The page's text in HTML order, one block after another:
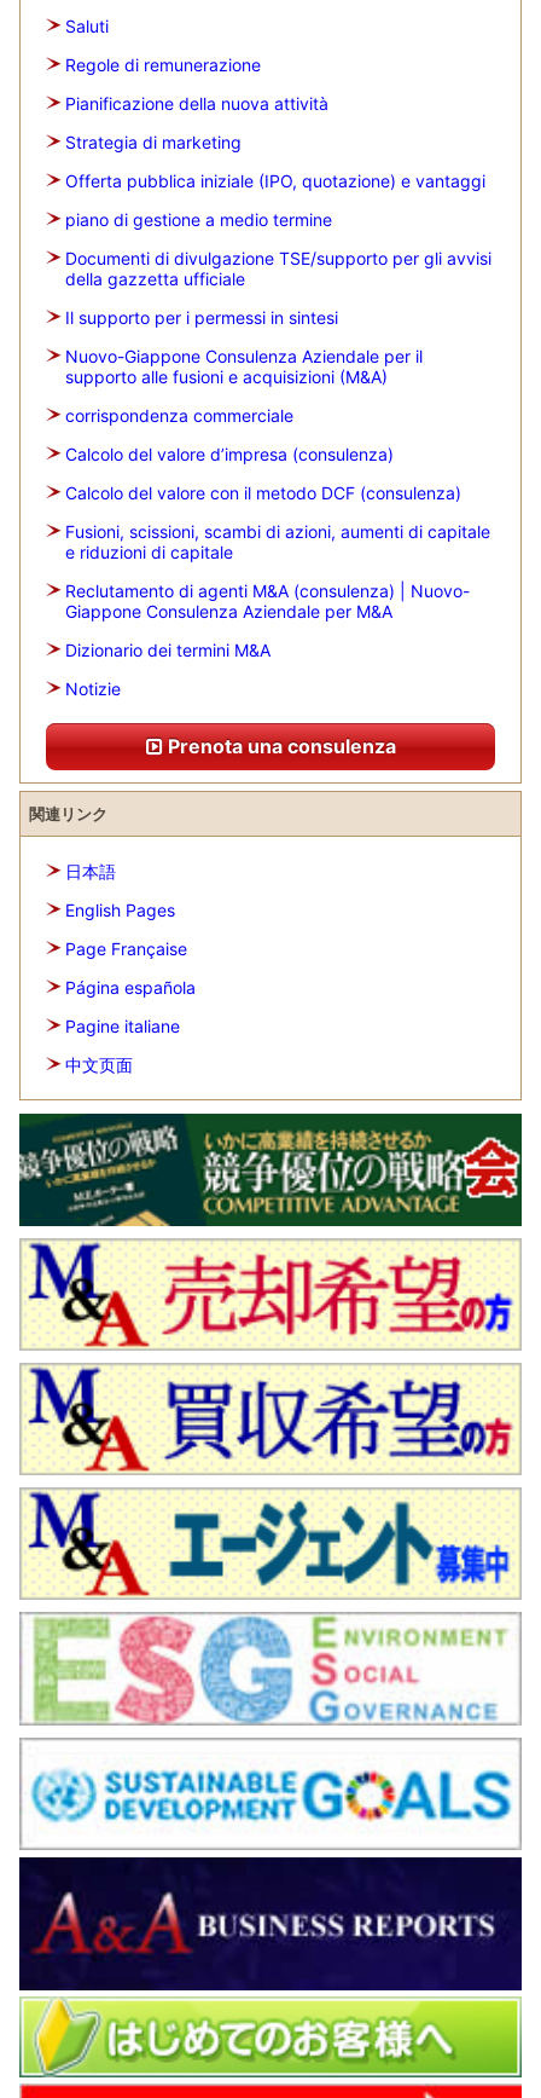
Saluti
Regole di remunerazione
Pianificazione della nuova attività
Strategia di marketing
Offerta pubblica iniziale (IPO, quotazione) e vantaggi
piano di gestione a medio termine
Documenti di divulgazione TSE/supporto per gli avvisi
della gazzetta ufficiale
Il supporto per i permessi in sintesi
Nuovo-Giappone Consulenza Aziendale per il
supporto alle fusioni e acquisizioni (M&A)
corrispondenza commerciale
Calcolo del valore d’impresa (consulenza)
Calcolo del valore con il metodo DCF (consulenza)
Fusioni, scissioni, scambi di azioni, aumenti di capitale
e riduzioni di capitale
Reclutamento di agenti M&A (consulenza) | Nuovo-
Giappone Consulenza Aziendale per M&A
Dizionario dei termini M&A
Notizie
Prenota una consulenza
関連リンク
日本語
English Pages
Page Française
Página española
Pagine italiane
中文页面